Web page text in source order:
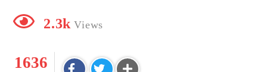
2.3k Views
1636